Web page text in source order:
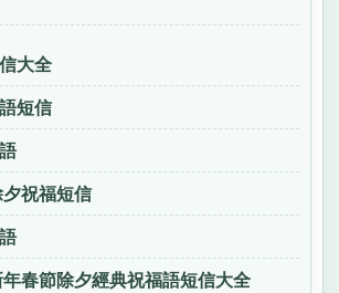
大全
短信
祝福短信
春節除夕經典祝福語短信大全